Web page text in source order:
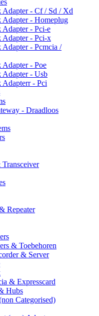
Adapter - Cf / Sd / Xd
Adapter - Homeplug
- Pci-e
Adapter - Pci-x
- Pcmcia /
- Poe
Adapter - Usb
Adapterr - Pci
- Draadloos
Repeater
& Toebehoren
& Server
& Expresscard
Hubs
Categorised)